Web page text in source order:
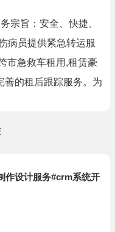
宗旨：安全、快捷、
病员提供紧急转运服
市急救车租用,租赁豪
善的租后跟踪服务。为
作设计服务#crm系统开